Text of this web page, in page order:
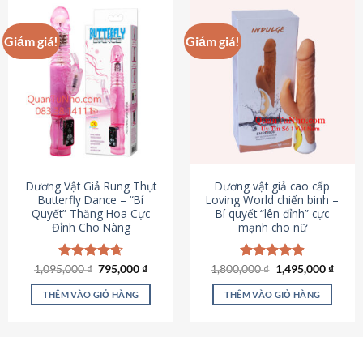
Giảm giá!
Dương Vật Giả Rung Thụt
Butterfly Dance – “Bí
Quyết” Thăng Hoa Cực
Đỉnh Cho Nàng
Được xếp
hạng4.65
5 sao
1,095,000₫ Giá
là:
1,095,000 ₫.
795,000₫Giá
tại
THÊM VÀO GIỎ HÀNG
Giảm giá!
Dương vật giả cao cấp
Loving World chiến binh –
Bí quyết “lên đỉnh” cực
mạnh cho nữ
Được xếp
hạng4.89
5 sao
1,800,000₫ Giá
gốc
là:
1,800,000 ₫.
1,495,000₫Giá
THÊM VÀO GIỎ HÀNG